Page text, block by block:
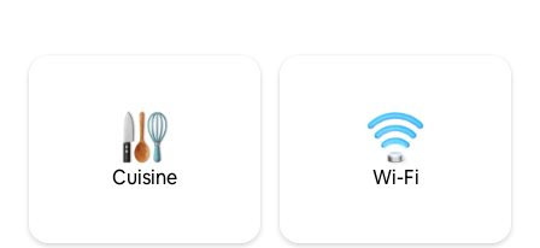
Cuisine Wi-Fi